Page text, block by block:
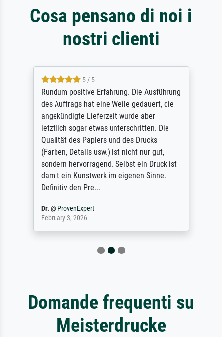
Cosa pensano di noi i
nostri clienti
5 / 5
Rundum positive Erfahrung. Die Ausführung
des Auftrags hat eine Weile gedauert, die
angekündigte Lieferzeit wurde aber
letztlich sogar etwas unterschritten. Die
Qualität des Papiers und des Drucks
(Farben, Details usw.) ist nicht nur gut,
sondern hervorragend. Selbst ein Druck ist
damit ein Kunstwerk im eigenen Sinne.
Definitiv den Pre...
Dr. @ ProvenExpert
February 3, 2026
Domande frequenti su
Meisterdrucke